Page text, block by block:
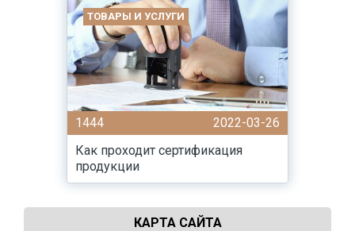
ТОВАРЫ И УСЛУГИ
1444
2022-03-26
Как проходит сертификация
продукции
КАРТА САЙТА